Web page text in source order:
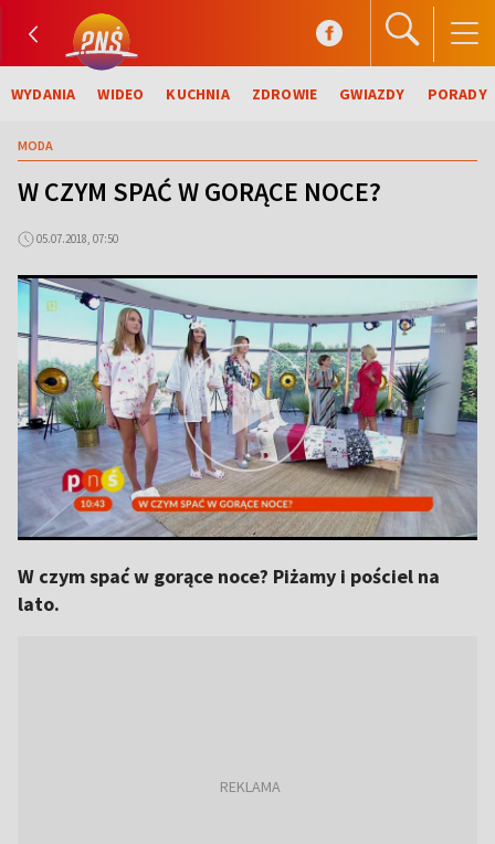
WYDANIA WIDEO KUCHNIA ZDROWIE GWIAZDY PORADY
MODA
W CZYM SPAĆ W GORĄCE NOCE?
05.07.2018, 07:50
W czym spać w gorące noce? Piżamy i pościel na
lato.